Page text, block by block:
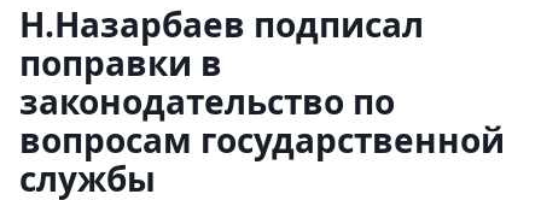
Н.Назарбаев подписал
поправки в
законодательство по
вопросам государственной
службы